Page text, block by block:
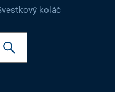
koláč